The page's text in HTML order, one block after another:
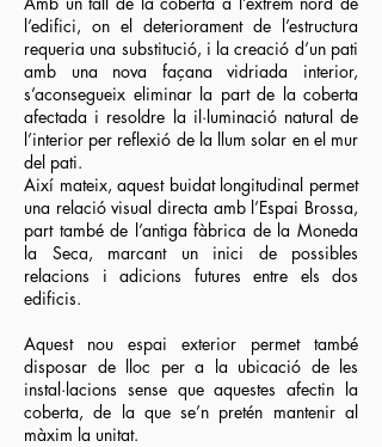
l’edifici, on el deteriorament de l’estructura
requeria una substitució, i la creació d’un pati
amb una nova façana vidriada interior,
s’aconsegueix eliminar la part de la coberta
afectada i resoldre la il·luminació natural de
l’interior per reflexió de la llum solar en el mur
del pati.
Així mateix, aquest buidat longitudinal permet
una relació visual directa amb l’Espai Brossa,
part també de l’antiga fàbrica de la Moneda
la Seca, marcant un inici de possibles
relacions i adicions futures entre els dos
edificis.
Aquest nou espai exterior permet també
disposar de lloc per a la ubicació de les
instal·lacions sense que aquestes afectin la
coberta, de la que se’n pretén mantenir al
màxim la unitat.